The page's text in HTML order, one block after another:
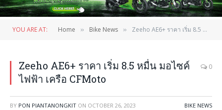
YOU ARE AT: Home » Bike News » Zeeho AE6+ ราคา เริ่ม 8.5 หมื่น มอไซค์ไฟฟ้า เครือ CFMoto
Zeeho AE6+ ราคา เริ่ม 8.5 หมื่น มอไซค์
ไฟฟ้า เครือ CFMoto
0
BY PON PIANTANONGKIT ON OCTOBER 26, 2023 BIKE NEWS